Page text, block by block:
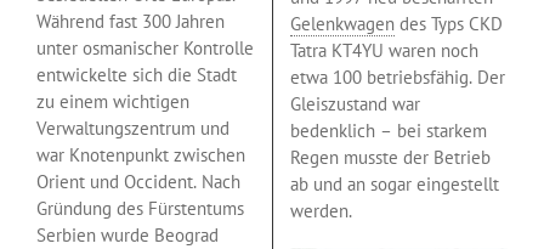
Während fast 300 Jahren
unter osmanischer Kontrolle
entwickelte sich die Stadt
zu einem wichtigen
Verwaltungszentrum und
war Knotenpunkt zwischen
Orient und Occident. Nach
Gründung des Fürstentums
Serbien wurde Beograd
Gelenkwagen des Typs CKD
Tatra KT4YU waren noch
etwa 100 betriebsfähig. Der
Gleiszustand war
bedenklich – bei starkem
Regen musste der Betrieb
ab und an sogar eingestellt
werden.